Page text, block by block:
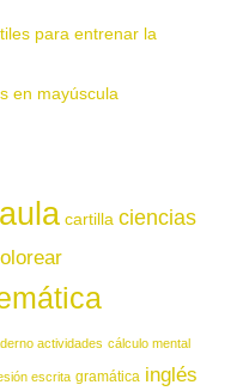
para entrenar la
en mayúscula
aula cartilla ciencias
actividades cálculo mental
escrita gramática inglés